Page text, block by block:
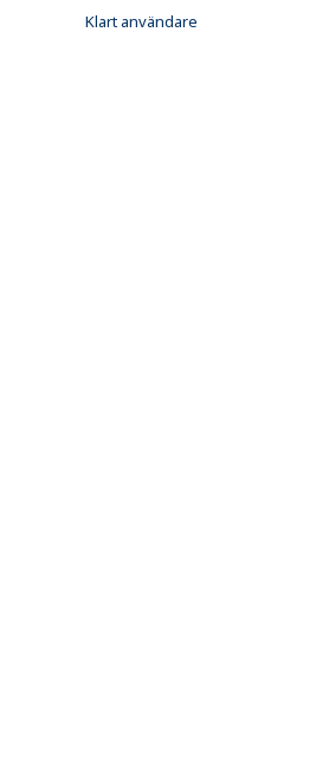
Klart användare